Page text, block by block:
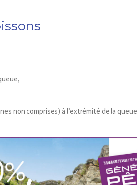
non comprises) à l’extrémité de la